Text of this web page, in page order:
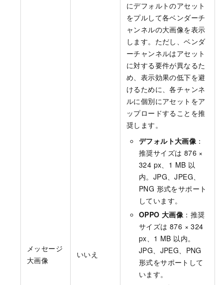
メッセージ
大画像
いいえ
にデフォルトのアセット
をプルして各ベンダーチ
ャンネルの大画像を表示
します。ただし、ベンダ
ーチャンネルはアセット
に対する要件が異なるた
め、表示効果の低下を避
けるために、各チャンネ
ルに個別にアセットをア
ップロードすることを推
奨します。
デフォルト大画像 ：
推奨サイズは 876 ×
324 px、1 MB 以
内。JPG、JPEG、
PNG 形式をサポート
しています。
OPPO 大画像 ：推奨
サイズは 876 × 324
px、1 MB 以内。
JPG、JPEG、PNG
形式をサポートして
います。